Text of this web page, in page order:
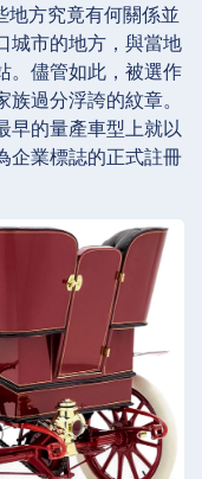
地方究竟有何關係並
城市的地方，與當地
。儘管如此，被選作
過分浮誇的紋章。
早的量產車型上就以
企業標誌的正式註冊